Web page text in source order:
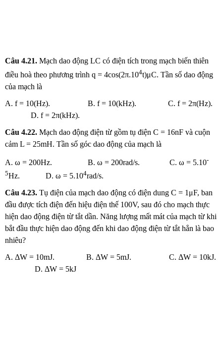
Câu 4.21. Mạch dao động LC có điện tích trong mạch biến thiên
điều hoà theo phương trình q = 4cos(2π.104t)μC. Tần số dao động
của mạch là
A. f = 10(Hz). B. f = 10(kHz). C. f = 2π(Hz).
D. f = 2π(kHz).
Câu 4.22. Mạch dao động điện từ gồm tụ điện C = 16nF và cuộn
cảm L = 25mH. Tần số góc dao động của mạch là
A. ω = 200Hz. B. ω = 200rad/s. C. ω = 5.10-
5Hz. D. ω = 5.104rad/s.
Câu 4.23. Tụ điện của mạch dao động có điện dung C = 1μF, ban
đầu được tích điện đến hiệu điện thế 100V, sau đó cho mạch thực
hiện dao động điện từ tắt dần. Năng lượng mất mát của mạch từ khi
bắt đầu thực hiện dao động đến khi dao động điện từ tắt hẳn là bao
nhiêu?
A. ΔW = 10mJ. B. ΔW = 5mJ. C. ΔW = 10kJ.
D. ΔW = 5kJ